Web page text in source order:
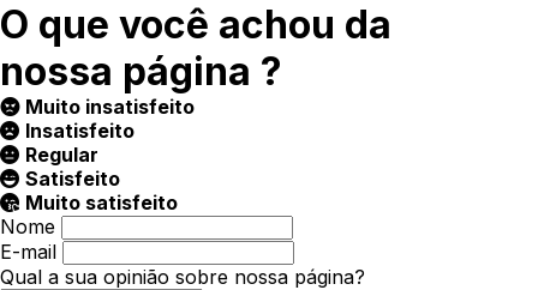
O que você achou da
nossa página ?
Muito insatisfeito
Insatisfeito
Regular
Satisfeito
Muito satisfeito
Nome
E-mail
Qual a sua opinião sobre nossa página?